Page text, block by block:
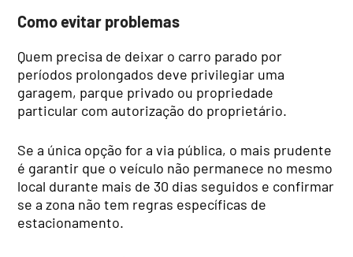
Como evitar problemas
Quem precisa de deixar o carro parado por
períodos prolongados deve privilegiar uma
garagem, parque privado ou propriedade
particular com autorização do proprietário.
Se a única opção for a via pública, o mais prudente
é garantir que o veículo não permanece no mesmo
local durante mais de 30 dias seguidos e confirmar
se a zona não tem regras específicas de
estacionamento.